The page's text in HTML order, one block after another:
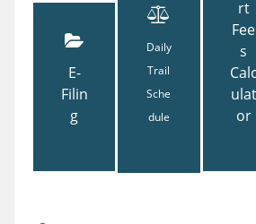
E-
Filin
g
Daily
Trail
Sche
dule
rt
Fee
s
Calc
ulat
or